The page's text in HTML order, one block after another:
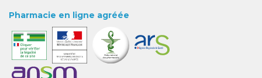
Pharmacie en ligne agréée